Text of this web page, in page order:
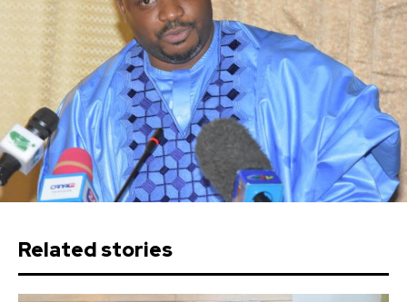
Related stories